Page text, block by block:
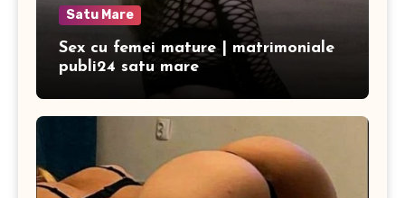
Satu Mare
Sex cu femei mature | matrimoniale
publi24 satu mare